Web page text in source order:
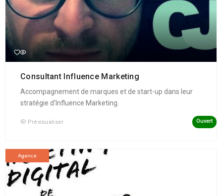
Consultant Influence Marketing
Accompagnement de marques et de start-up dans leur
stratégie d'Influence Marketing.
Prévisualiser Ouvert
Agence